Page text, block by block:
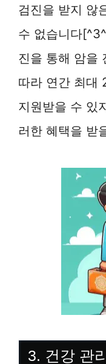
검진을 받지 않
수 없습니다
진을 통해 암을
따라 연간 최대
지원받을 수 있
러한 혜택을 받
3. 건강 관